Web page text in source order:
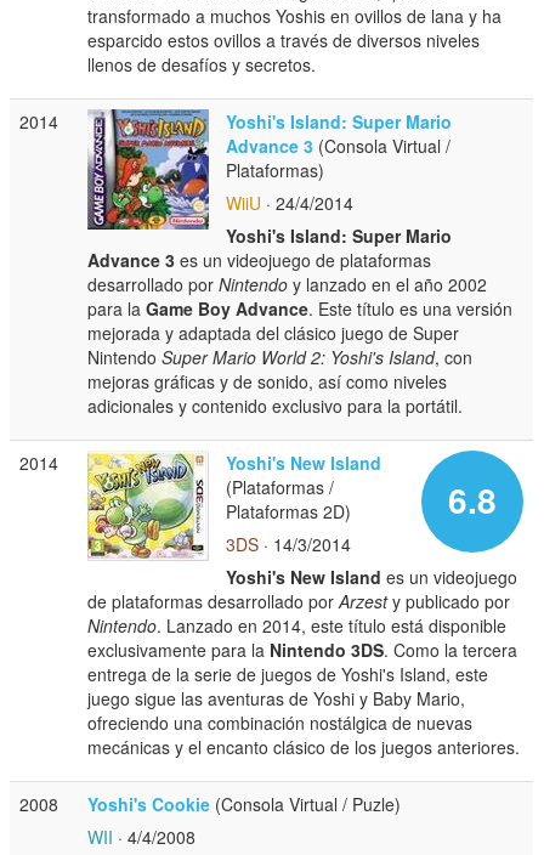
transformado a muchos Yoshis en ovillos de lana y ha
esparcido estos ovillos a través de diversos niveles
llenos de desafíos y secretos.
2014
Yoshi's Island: Super Mario
Advance 3 (Consola Virtual /
Plataformas)
WiiU · 24/4/2014
Yoshi's Island: Super Mario
Advance 3 es un videojuego de plataformas
desarrollado porNintendo y lanzado en el año 2002
para laGame Boy Advance. Este título es una versión
mejorada y adaptada del clásico juego de Super
NintendoSuper Mario World 2: Yoshi's Island, con
mejoras gráficas y de sonido, así como niveles
adicionales y contenido exclusivo para la portátil.
2014
6.8
Yoshi's New Island
(Plataformas /
Plataformas 2D)
3DS · 14/3/2014
Yoshi's New Island es un videojuego
de plataformas desarrollado porArzesty publicado por
Nintendo. Lanzado en 2014, este título está disponible
exclusivamente para la Nintendo 3DS. Como la tercera
entrega de la serie de juegos de Yoshi's Island, este
juego sigue las aventuras de Yoshi y Baby Mario,
ofreciendo una combinación nostálgica de nuevas
mecánicas y el encanto clásico de los juegos anteriores.
2008 Yoshi's Cookie (Consola Virtual / Puzle)
WII · 4/4/2008